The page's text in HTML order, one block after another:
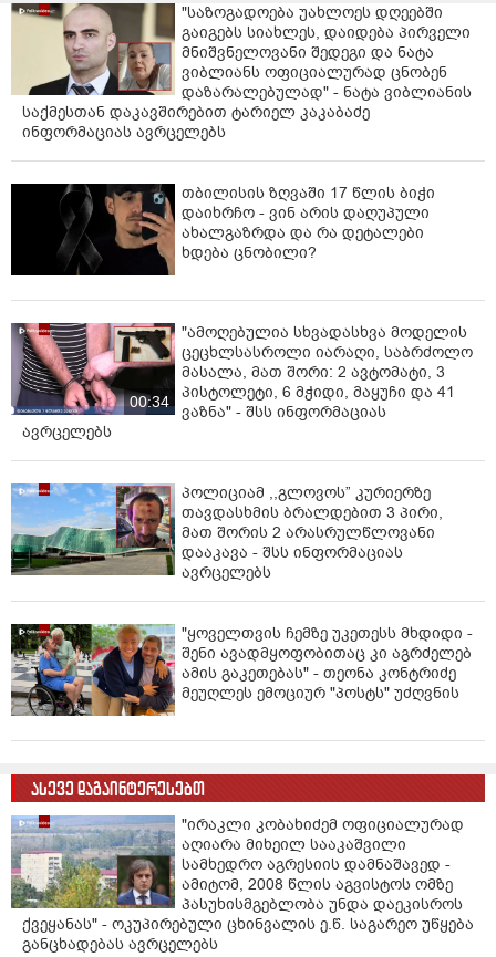
"საზოგადოება უახლოეს დღეებში
გაიგებს სიახლეს, დაიდება პირველი
მნიშვნელოვანი შედეგი და ნატა
ვიბლიანს ოფიციალურად ცნობენ
დაზარალებულად" - ნატა ვიბლიანის
საქმესთან დაკავშირებით ტარიელ კაკაბაძე
ინფორმაციას ავრცელებს
თბილისის ზღვაში 17 წლის ბიჭი
დაიხრჩო - ვინ არის დაღუპული
ახალგაზრდა და რა დეტალები
ხდება ცნობილი?
00:34
"ამოღებულია სხვადასხვა მოდელის
ცეცხლსასროლი იარაღი, საბრძოლო
მასალა, მათ შორი: 2 ავტომატი, 3
პისტოლეტი, 6 მჭიდი, მაყუჩი და 41
ვაზნა" - შსს ინფორმაციას
ავრცელებს
პოლიციამ ,,გლოვოს” კურიერზე
თავდასხმის ბრალდებით 3 პირი,
მათ შორის 2 არასრულწლოვანი
დააკავა - შსს ინფორმაციას
ავრცელებს
"ყოველთვის ჩემზე უკეთესს მხდიდი -
შენი ავადმყოფობითაც კი აგრძელებ
ამის გაკეთებას" - თეონა კონტრიძე
მეუღლეს ემოციურ "პოსტს" უძღვნის
ასევე დაგაინტერესებთ
"ირაკლი კობახიძემ ოფიციალურად
აღიარა მიხეილ სააკაშვილი
სამხედრო აგრესიის დამნაშავედ -
ამიტომ, 2008 წლის აგვისტოს ომზე
პასუხისმგებლობა უნდა დაეკისროს
ქვეყანას" - ოკუპირებული ცხინვალის ე.წ. საგარეო უწყება
განცხადებას ავრცელებს